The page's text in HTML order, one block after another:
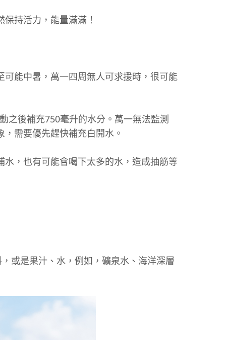
持活力，能量滿滿！
能中暑，萬一四周無人可求援時，很可能
之後補充750毫升的水分。萬一無法監測
需要優先趕快補充白開水。
，也有可能會喝下太多的水，造成抽筋等
或是果汁、水，例如，礦泉水、海洋深層